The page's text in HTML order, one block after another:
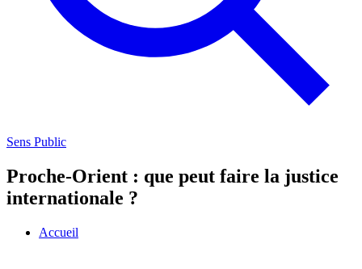
Sens Public
Proche-Orient : que peut faire la justice
internationale ?
Accueil